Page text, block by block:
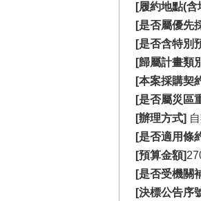
[履約地點(含
[是否屬優先
[是否含特別
[歸屬計畫類
[本案採購契
[是否屬災區
[辦理方式]
[是否適用條
[預算金額]
[是否受機關
[決標公告序